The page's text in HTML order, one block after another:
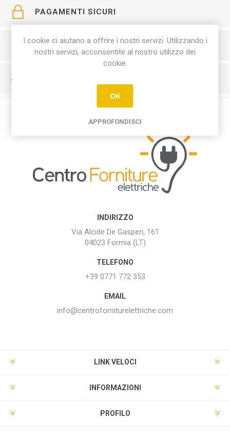
PAGAMENTI SICURI
SERVIZIO CLIENTI
INDIRIZZO
Via Alcide De Gasperi, 161
04023 Formia (LT)
TELEFONO
+39 0771 772 353
EMAIL
info@centroforniturelettriche.com
LINK VELOCI
INFORMAZIONI
PROFILO
I cookie ci aiutano a offrire i nostri servizi. Utilizzando i
nostri servizi, acconsentite al nostro utilizzo dei
cookie.
OK
APPROFONDISCI